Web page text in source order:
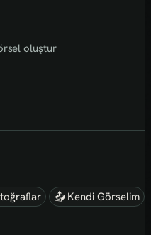
oluştur
📤 Kendi Görselim